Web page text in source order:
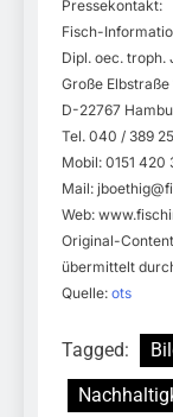
Pressekontakt:
Fisch-
Dipl. oec.
Große Elbstraße
D-22767
Tel. 040 / 389
Mobil: 0151 420
Mail:
Web:
Original-
übermittelt
Quelle: ots
Tagged: